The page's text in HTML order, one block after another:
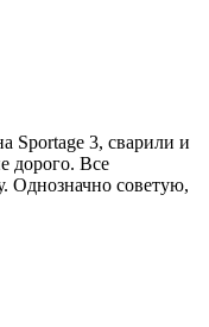
Sportage 3, сварили и
дорого. Все
Однозначно советую,